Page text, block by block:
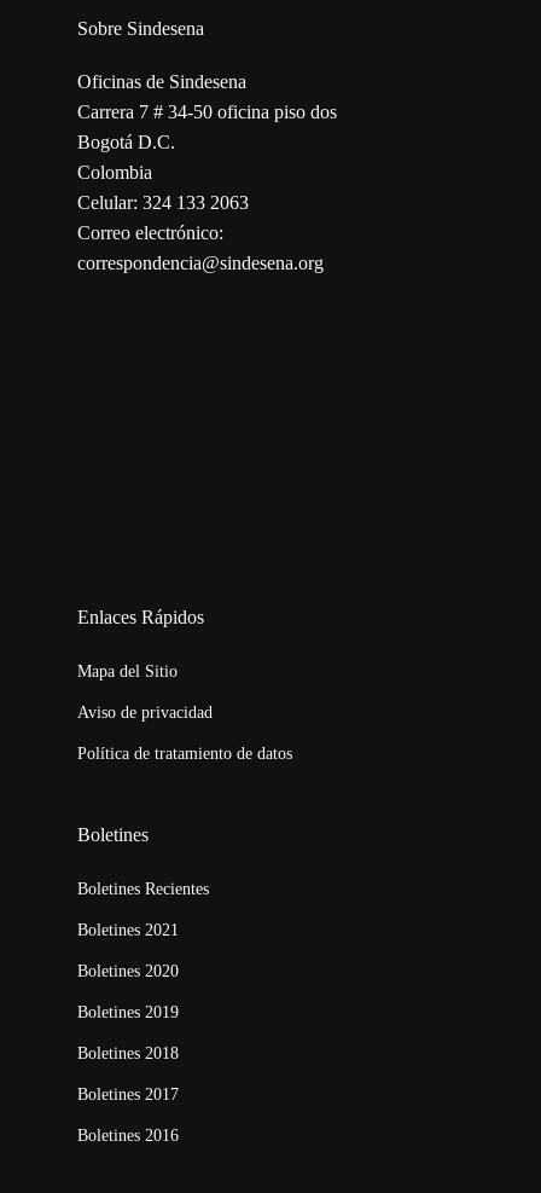
Sobre Sindesena
Oficinas de Sindesena
Carrera 7 # 34-50 oficina piso dos
Bogotá D.C.
Colombia
Celular: 324 133 2063
Correo electrónico:
correspondencia@sindesena.org
Enlaces Rápidos
Mapa del Sitio
Aviso de privacidad
Política de tratamiento de datos
Boletines
Boletines Recientes
Boletines 2021
Boletines 2020
Boletines 2019
Boletines 2018
Boletines 2017
Boletines 2016